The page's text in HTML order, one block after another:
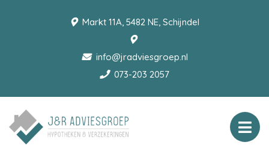
Markt 11A, 5482 NE, Schijndel
info@jradviesgroep.nl
073-203 2057